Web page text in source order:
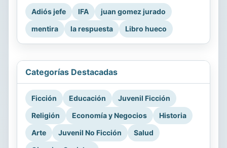
Adiós jefe IFA
juan gomez jurado
mentira
la respuesta Libro hueco
Categorías Destacadas
Ficción Educación
Juvenil Ficción
Religión
Economía y Negocios
Historia
Arte
Juvenil No Ficción
Salud